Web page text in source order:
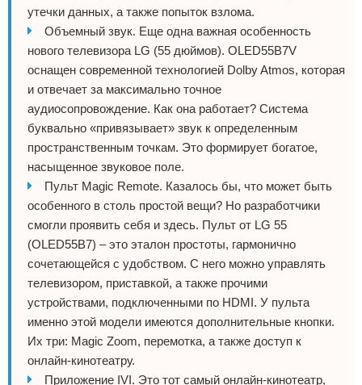
утечки данных, а также попыток взлома.
Объемный звук. Еще одна важная особенность
нового телевизора LG (55 дюймов). OLED55B7V
оснащен современной технологией Dolby Atmos, которая
и отвечает за максимально точное
аудиосопровождение. Как она работает? Система
буквально «привязывает» звук к определенным
пространственным точкам. Это формирует богатое,
насыщенное звуковое поле.
Пульт Magic Remote. Казалось бы, что может быть
особенного в столь простой вещи? Но разработчики
смогли проявить себя и здесь. Пульт от LG 55
(OLED55B7) – это эталон простоты, гармонично
сочетающейся с удобством. С него можно управлять
телевизором, приставкой, а также прочими
устройствами, подключенными по HDMI. У пульта
именно этой модели имеются дополнительные кнопки.
Их три: Magic Zoom, перемотка, а также доступ к
онлайн-кинотеатру.
Приложение IVI. Это тот самый онлайн-кинотеатр,